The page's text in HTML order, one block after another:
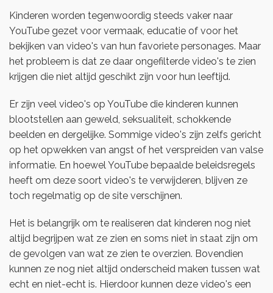
Kinderen worden tegenwoordig steeds vaker naar
YouTube gezet voor vermaak, educatie of voor het
bekijken van video's van hun favoriete personages. Maar
het probleem is dat ze daar ongefilterde video's te zien
krijgen die niet altijd geschikt zijn voor hun leeftijd.
Er zijn veel video's op YouTube die kinderen kunnen
blootstellen aan geweld, seksualiteit, schokkende
beelden en dergelijke. Sommige video's zijn zelfs gericht
op het opwekken van angst of het verspreiden van valse
informatie. En hoewel YouTube bepaalde beleidsregels
heeft om deze soort video's te verwijderen, blijven ze
toch regelmatig op de site verschijnen.
Het is belangrijk om te realiseren dat kinderen nog niet
altijd begrijpen wat ze zien en soms niet in staat zijn om
de gevolgen van wat ze zien te overzien. Bovendien
kunnen ze nog niet altijd onderscheid maken tussen wat
echt en niet-echt is. Hierdoor kunnen deze video's een